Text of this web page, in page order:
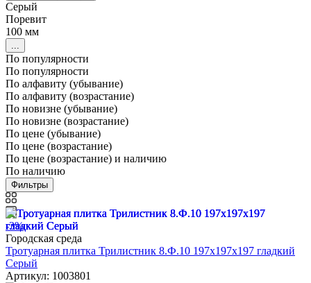
Серый
Поревит
100 мм
...
По популярности
По популярности
По алфавиту (убывание)
По алфавиту (возрастание)
По новизне (убывание)
По новизне (возрастание)
По цене (убывание)
По цене (возрастание)
По цене (возрастание) и наличию
По наличию
Фильтры
-3%
Городская среда
Тротуарная плитка Трилистник 8.Ф.10 197х197х197 гладкий
Серый
Артикул: 1003801